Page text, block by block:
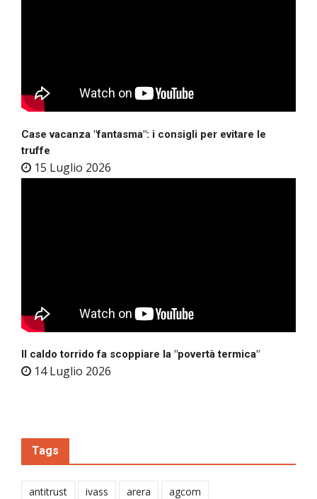
Case vacanza "fantasma": i consigli per evitare le
truffe
15 Luglio 2026
Il caldo torrido fa scoppiare la "povertà termica"
14 Luglio 2026
Tags
antitrust ivass arera agcom